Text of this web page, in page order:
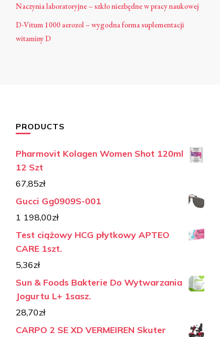
Naczynia laboratoryjne – szkło niezbędne w pracy naukowej
D-Vitum 1000 aerozol – wygodna forma suplementacji
witaminy D
PRODUCTS
Pharmovit Kolagen Women Shot 120ml
12 Szt
67,85zł
Gucci Gg0909S-001
1 198,00zł
Test ciążowy HCG płytkowy APTEO
CARE 1szt.
5,36zł
Sun & Foods Bakterie Do Wytwarzania
Jogurtu L+ 1sasz.
28,70zł
CARPO 2 SE XD VERMEIREN Skuter